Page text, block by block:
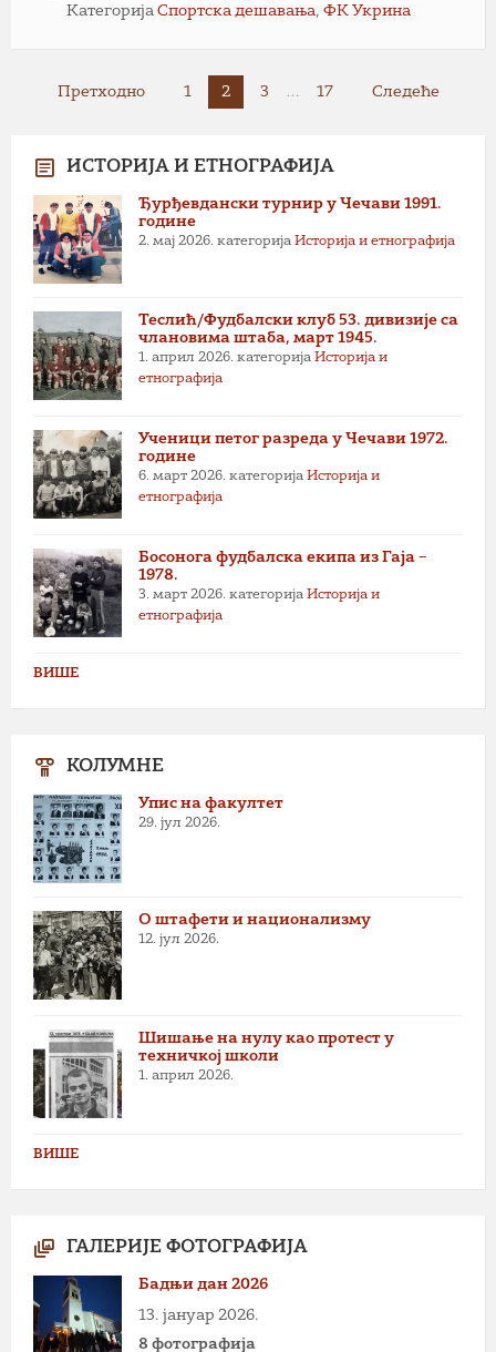
Категорија Спортска дешавања, ФК Укрина
Пагинација
Претходно 1 2 3 … 17 Следеће
ИСТОРИЈА И ЕТНОГРАФИЈА
Ђурђевдански турнир у Чечави 1991.
године
2. мај 2026. категорија Историја и етнографија
Теслић/Фудбалски клуб 53. дивизије са
члановима штаба, март 1945.
1. април 2026. категорија Историја и
етнографија
Ученици петог разреда у Чечави 1972.
године
6. март 2026. категорија Историја и
етнографија
Босонога фудбалска екипа из Гаја –
1978.
3. март 2026. категорија Историја и
етнографија
ВИШЕ
КОЛУМНЕ
Упис на факултет
29. јул 2026.
О штафети и национализму
12. јул 2026.
Шишање на нулу као протест у
техничкој школи
1. април 2026.
ВИШЕ
ГАЛЕРИЈЕ ФОТОГРАФИЈА
Бадњи дан 2026
13. јануар 2026.
8 фотографија